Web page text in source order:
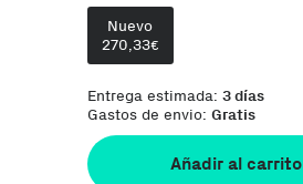
Nuevo
270,33€
Entrega estimada: 3 días
Gastos de envio: Gratis
Añadir al carrito